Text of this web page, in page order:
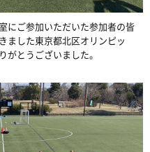
にご参加いただいた参加者の皆
ました東京都北区オリンピッ
がとうございました。